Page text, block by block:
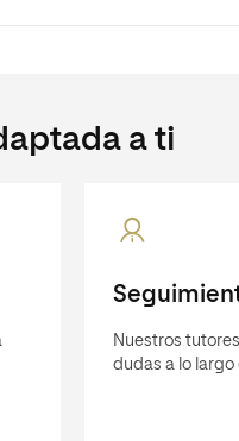
a ti
Nuestros
dudas a lo largo